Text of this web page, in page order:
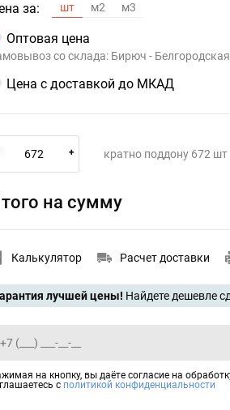
за: шт м2 м3
Оптовая цена
со склада: Бирюч -
Цена с доставкой до МКАД
+ кратно поддону 672 шт
на сумму
Калькулятор Расчет доставки
лучшей цены! Найдете дешевле
на кнопку, вы даёте согласие на
с политикой конфиденциальности